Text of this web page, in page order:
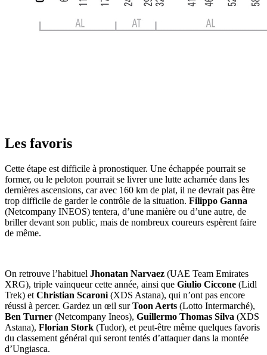
Les favoris
Cette étape est difficile à pronostiquer. Une échappée pourrait se
former, ou le peloton pourrait se livrer une lutte acharnée dans les
dernières ascensions, car avec 160 km de plat, il ne devrait pas être
trop difficile de garder le contrôle de la situation. Filippo Ganna
(Netcompany INEOS) tentera, d’une manière ou d’une autre, de
briller devant son public, mais de nombreux coureurs espèrent faire
de même.
On retrouve l’habituel Jhonatan Narvaez (UAE Team Emirates
XRG), triple vainqueur cette année, ainsi que Giulio Ciccone (Lidl
Trek) et Christian Scaroni (XDS Astana), qui n’ont pas encore
réussi à percer. Gardez un œil surToon Aerts (Lotto Intermarché),
Ben Turner (Netcompany Ineos), Guillermo Thomas Silva (XDS
Astana), Florian Stork (Tudor), et peut-être même quelques favoris
du classement général qui seront tentés d’attaquer dans la montée
d’Ungiasca.